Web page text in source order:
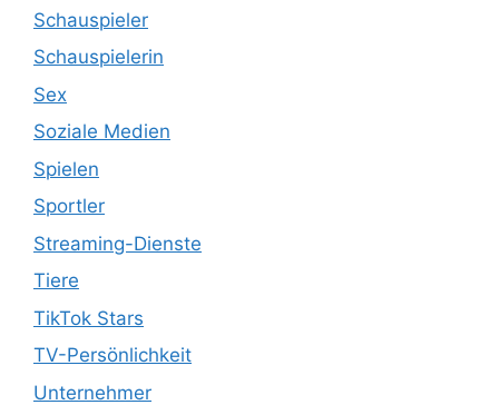
Schauspieler
Schauspielerin
Sex
Soziale Medien
Spielen
Sportler
Streaming-Dienste
Tiere
TikTok Stars
TV-Persönlichkeit
Unternehmer